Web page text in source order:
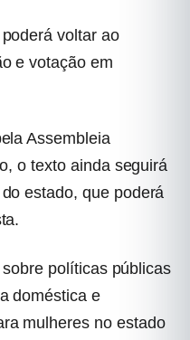
voltar ao
e votação em
Assembleia
o texto ainda seguirá
estado, que poderá
políticas públicas
doméstica e
mulheres no estado